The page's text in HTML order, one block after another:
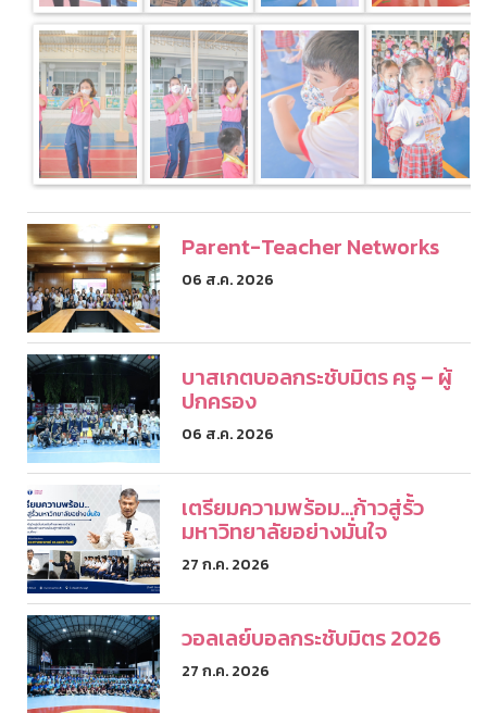
Parent-Teacher Networks
06 ส.ค. 2026
บาสเกตบอลกระชับมิตร ครู – ผู้
ปกครอง
06 ส.ค. 2026
เตรียมความพร้อม...ก้าวสู่รั้ว
มหาวิทยาลัยอย่างมั่นใจ
27 ก.ค. 2026
วอลเลย์บอลกระชับมิตร 2026
27 ก.ค. 2026